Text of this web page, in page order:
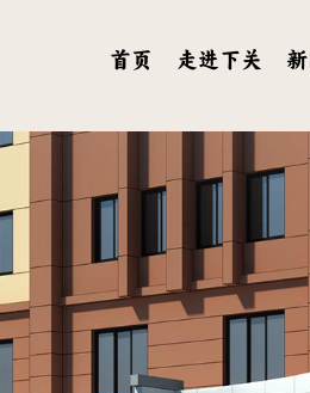
首页 走进下关